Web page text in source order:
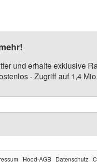
und erhalte exklusive
- Zugriff auf 1,4
Hood-AGB Datenschutz